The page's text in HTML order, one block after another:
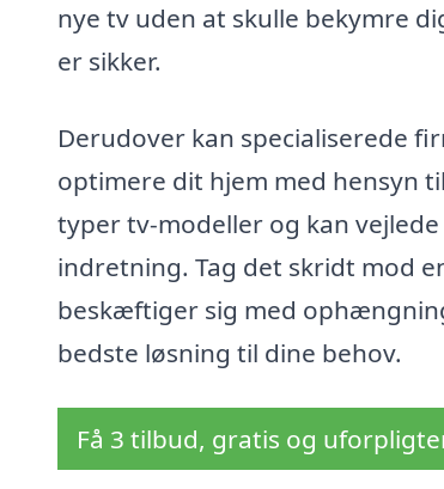
nye tv uden at skulle bekymre
er sikker.
Derudover kan specialiserede
optimere dit hjem med hensyn
typer tv-modeller og kan
indretning. Tag det skridt mod
beskæftiger sig med
bedste løsning til dine behov.
Få 3 tilbud, gratis og